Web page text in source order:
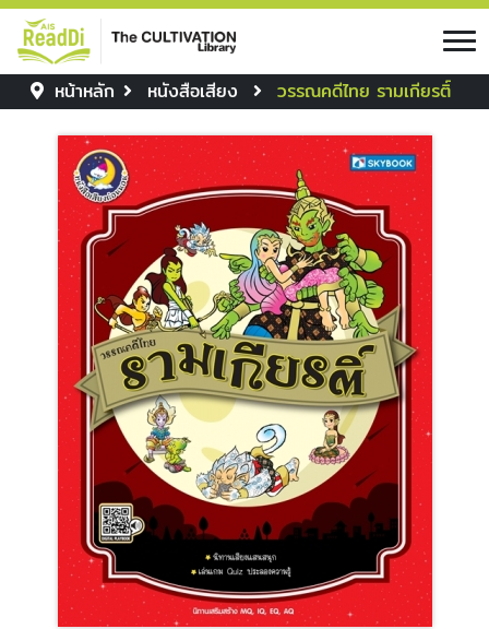
หน้าหลัก หนังสือเสียง วรรณคดีไทย รามเกียรติ์